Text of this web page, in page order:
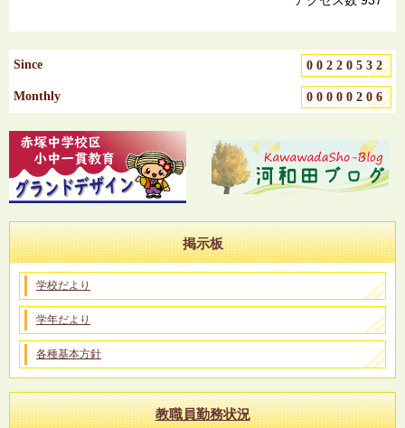
Since 00220532
Monthly 00000206
掲示板
学校だより
学年だより
各種基本方針
教職員勤務状況